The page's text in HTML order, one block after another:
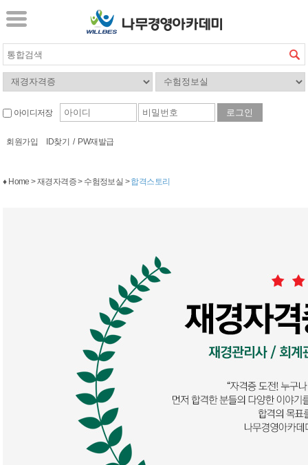
아이디저장
회원가입 ID찾기 / PW재발급
♦ Home > 재경자격증 > 수험정보실 >합격스토리